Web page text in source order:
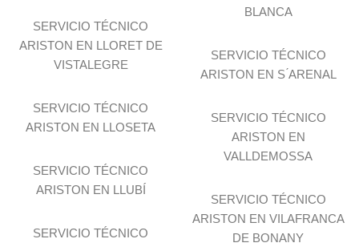
SERVICIO TÉCNICO
ARISTON EN LLORET DE
VISTALEGRE
SERVICIO TÉCNICO
ARISTON EN LLOSETA
SERVICIO TÉCNICO
ARISTON EN LLUBÍ
SERVICIO TÉCNICO
BLANCA
SERVICIO TÉCNICO
ARISTON EN S ́ARENAL
SERVICIO TÉCNICO
ARISTON EN
VALLDEMOSSA
SERVICIO TÉCNICO
ARISTON EN VILAFRANCA
DE BONANY